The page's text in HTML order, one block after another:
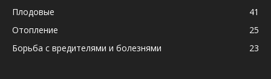
Плодовые
41
Отопление
25
Борьба с вредителями и болезнями
23